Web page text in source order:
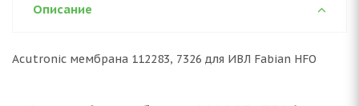
Описание
Acutronic мембрана 112283, 7326 для ИВЛ Fabian HFO